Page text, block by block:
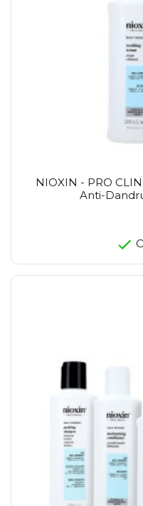
NIOXIN - PRO
Anti-